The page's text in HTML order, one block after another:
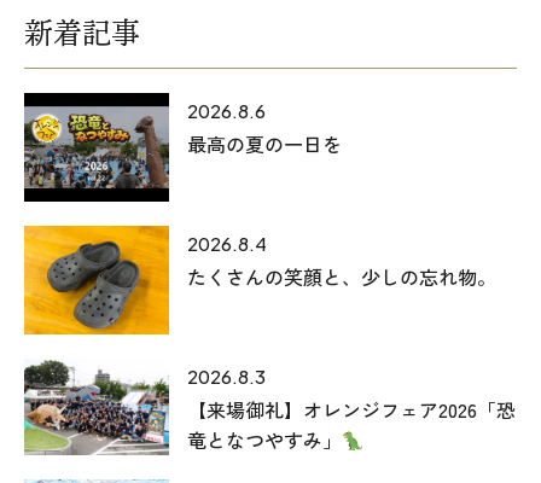
お問い合わせ
本社
〒941-0062 新潟県糸魚川市中央2-4-2
新着記事
2026.8.6
最高の夏の一日を
2026.8.4
たくさんの笑顔と、少しの忘れ物。
2026.8.3
【来場御礼】オレンジフェア2026「恐
竜となつやすみ」